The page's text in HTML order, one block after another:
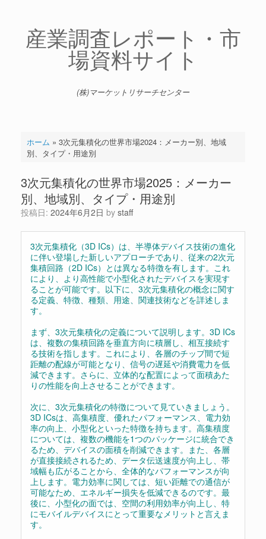
産業調査レポート・市
場資料サイト
(株)マーケットリサーチセンター
ホーム » 3次元集積化の世界市場2024：メーカー別、地域
別、タイプ・用途別
3次元集積化の世界市場2025：メーカー
別、地域別、タイプ・用途別
投稿日: 2024年6月2日 by staff
3次元集積化（3D ICs）は、半導体デバイス技術の進化
に伴い登場した新しいアプローチであり、従来の2次元
集積回路（2D ICs）とは異なる特徴を有します。これ
により、より高性能で小型化されたデバイスを実現す
ることが可能です。以下に、3次元集積化の概念に関す
る定義、特徴、種類、用途、関連技術などを詳述しま
す。
まず、3次元集積化の定義について説明します。3D ICs
は、複数の集積回路を垂直方向に積層し、相互接続す
る技術を指します。これにより、各層のチップ間で短
距離の配線が可能となり、信号の遅延や消費電力を低
減できます。さらに、立体的な配置によって面積あた
りの性能を向上させることができます。
次に、3次元集積化の特徴について見ていきましょう。
3D ICsは、高集積度、優れたパフォーマンス、電力効
率の向上、小型化といった特徴を持ちます。高集積度
については、複数の機能を1つのパッケージに統合でき
るため、デバイスの面積を削減できます。また、各層
が直接接続されるため、データ伝送速度が向上し、帯
域幅も広がることから、全体的なパフォーマンスが向
上します。電力効率に関しては、短い距離での通信が
可能なため、エネルギー損失を低減できるのです。最
後に、小型化の面では、空間の利用効率が向上し、特
にモバイルデバイスにとって重要なメリットと言えま
す。